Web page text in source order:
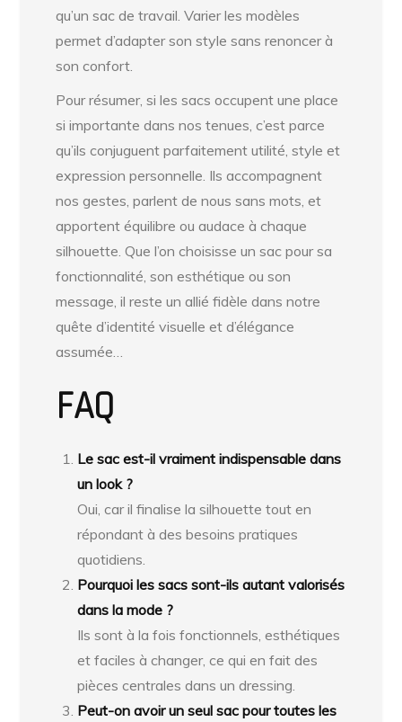
qu’un sac de travail. Varier les modèles
permet d’adapter son style sans renoncer à
son confort.
Pour résumer, si les sacs occupent une place
si importante dans nos tenues, c’est parce
qu’ils conjuguent parfaitement utilité, style et
expression personnelle. Ils accompagnent
nos gestes, parlent de nous sans mots, et
apportent équilibre ou audace à chaque
silhouette. Que l’on choisisse un sac pour sa
fonctionnalité, son esthétique ou son
message, il reste un allié fidèle dans notre
quête d’identité visuelle et d’élégance
assumée…
FAQ
Le sac est-il vraiment indispensable dans
un look ?
Oui, car il finalise la silhouette tout en
répondant à des besoins pratiques
quotidiens.
Pourquoi les sacs sont-ils autant valorisés
dans la mode ?
Ils sont à la fois fonctionnels, esthétiques
et faciles à changer, ce qui en fait des
pièces centrales dans un dressing.
Peut-on avoir un seul sac pour toutes les